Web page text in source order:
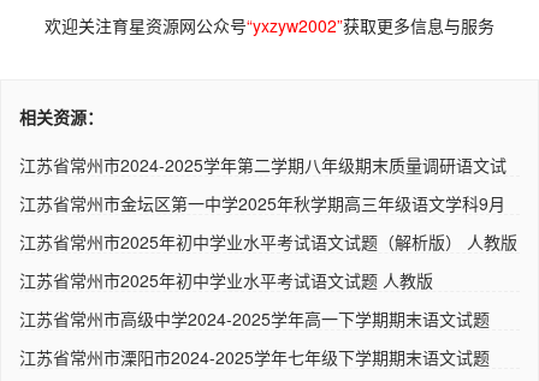
欢迎关注育星资源网公众号“yxzyw2002”获取更多信息与服务
相关资源：
江苏省常州市2024-2025学年第二学期八年级期末质量调研语文试
江苏省常州市金坛区第一中学2025年秋学期高三年级语文学科9月
江苏省常州市2025年初中学业水平考试语文试题（解析版） 人教版
江苏省常州市2025年初中学业水平考试语文试题 人教版
江苏省常州市高级中学2024-2025学年高一下学期期末语文试题
江苏省常州市溧阳市2024-2025学年七年级下学期期末语文试题